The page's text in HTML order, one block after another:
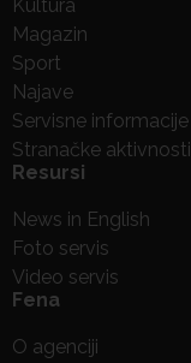
Kultura
Magazin
Sport
Najave
Servisne informacije
Stranačke aktivnosti
Resursi
News in English
Foto servis
Video servis
Fena
O agenciji